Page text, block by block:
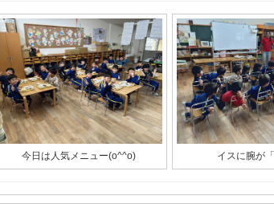
今日は人気メニュー(o^^o) イスに腕が「